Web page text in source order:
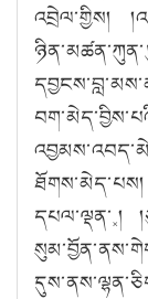
འབྲེལ་གྱིས།
དཔལ་ལྡན་༝།